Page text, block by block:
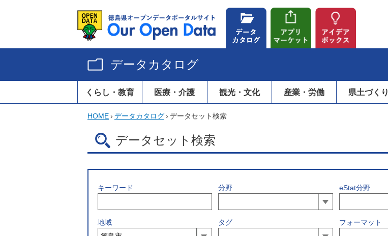
データカタログ
くらし・教育 医療・介護 観光・文化 産業・労働 県土づくり
HOME› データカタログ› データセット検索
データセット検索
キーワード 分野 eStat分野
地域 タグ フォーマット